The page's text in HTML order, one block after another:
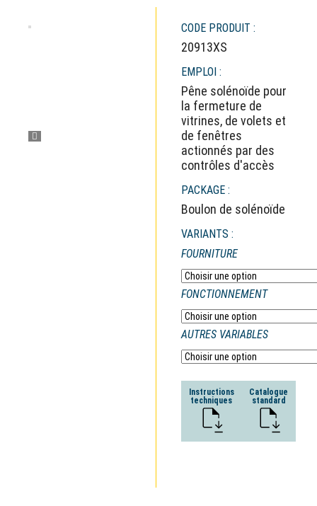
CODE PRODUIT :
20913XS
EMPLOI :
Pêne solénoïde pour
la fermeture de
vitrines, de volets et
de fenêtres
actionnés par des
contrôles d'accès
PACKAGE :
Boulon de solénoïde
VARIANTS :
FOURNITURE
FONCTIONNEMENT
AUTRES VARIABLES
Instructions
techniques
Catalogue
standard